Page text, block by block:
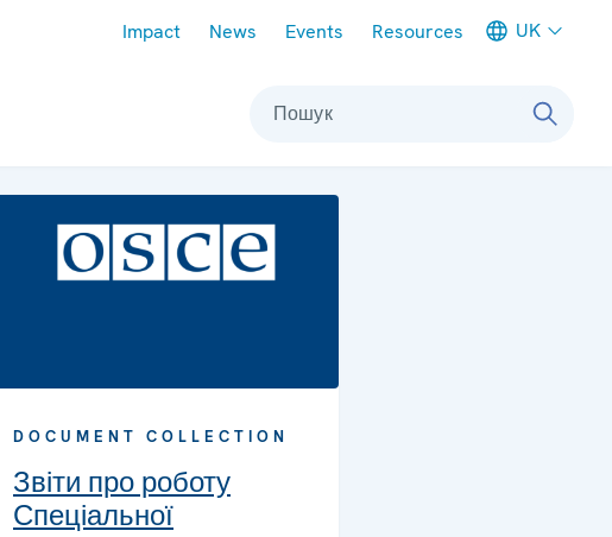
Impact News Events Resources UK
Пошук
DOCUMENT COLLECTION
Звіти про роботу
Спеціальної